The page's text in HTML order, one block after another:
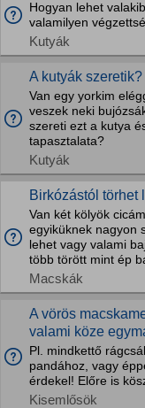
Hogyan lehet
valamilyen
Kutyák
A kutyák szeretik?
Van egy yorkim
veszek neki
szereti ezt a kutya
tapasztalata?
Kutyák
Birkózástól törhet
Van két kölyök
egyiküknek nagyon
lehet vagy valami
több törött mint ép
Macskák
A vörös
valami köze
Pl. mindkettő
pandához, vagy
érdekel! Előre is
Kisemlősök